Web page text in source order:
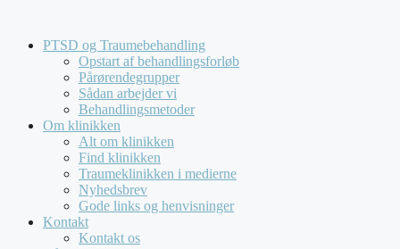
indholdPTSD og Traumebehandling
Opstart af behandlingsforløb
Pårørendegrupper
Sådan arbejder vi
Behandlingsmetoder
Om klinikken
Alt om klinikken
Find klinikken
Traumeklinikken i medierne
Nyhedsbrev
Gode links og henvisninger
Kontakt
Kontakt os
behandlerikkehenvendelser fra private.